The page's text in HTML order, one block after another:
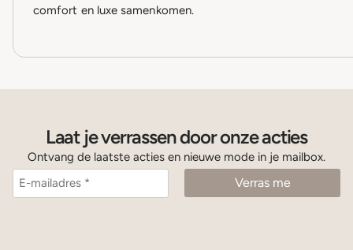
comfort en luxe samenkomen.
Laat je verrassen door onze acties
Ontvang de laatste acties en nieuwe mode in je mailbox.